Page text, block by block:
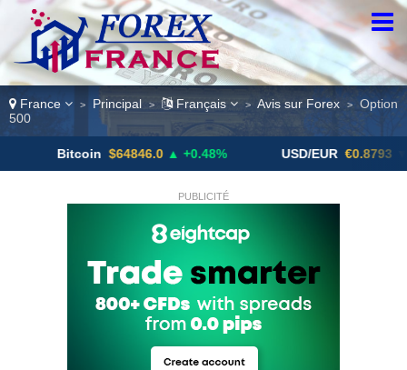
France > Principal > Français > Avis sur Forex >
Option
500
$64846.0 ▲ +0.48% USD/EUR €0.8793 ▼
PUBLICITÉ